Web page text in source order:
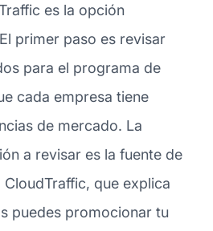
es la opción
primer paso es revisar
para el programa de
cada empresa tiene
de mercado. La
a revisar es la fuente de
que explica
puedes promocionar tu